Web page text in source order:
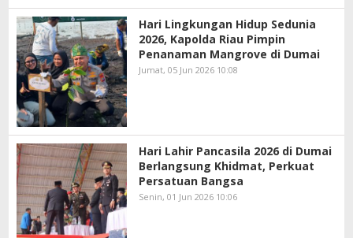
Hari Lingkungan Hidup Sedunia
2026, Kapolda Riau Pimpin
Penanaman Mangrove di Dumai
Jumat, 05 Jun 2026 10:08
Hari Lahir Pancasila 2026 di Dumai
Berlangsung Khidmat, Perkuat
Persatuan Bangsa
Senin, 01 Jun 2026 10:06